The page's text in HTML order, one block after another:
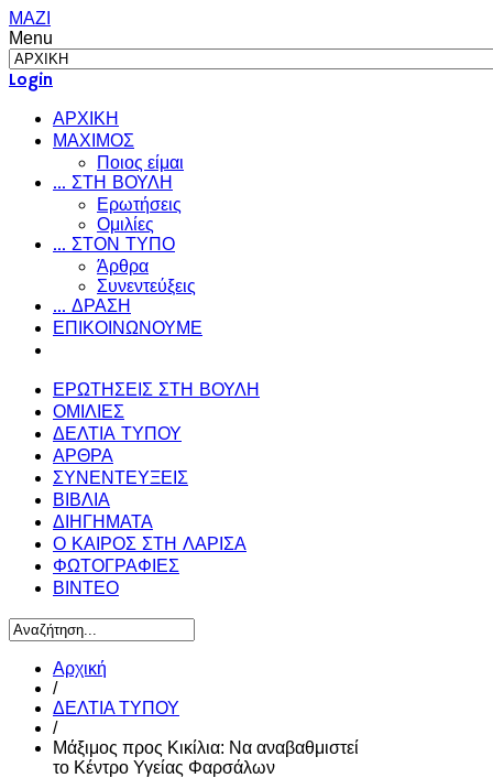
ΜΑΖΙ
Menu
Login
ΑΡΧΙΚΗ
ΜΑΧΙΜΟΣ
Ποιος είμαι
... ΣΤΗ ΒΟΥΛΗ
Ερωτήσεις
Ομιλίες
... ΣΤΟΝ ΤΥΠΟ
Άρθρα
Συνεντεύξεις
... ΔΡΑΣΗ
ΕΠΙΚΟΙΝΩΝΟΥΜΕ
ΕΡΩΤΗΣΕΙΣ ΣΤΗ ΒΟΥΛΗ
ΟΜΙΛΙΕΣ
ΔΕΛΤΙΑ ΤΥΠΟΥ
ΑΡΘΡΑ
ΣΥΝΕΝΤΕΥΞΕΙΣ
ΒΙΒΛΙΑ
ΔΙΗΓΗΜΑΤΑ
Ο ΚΑΙΡΟΣ ΣΤΗ ΛΑΡΙΣΑ
ΦΩΤΟΓΡΑΦΙΕΣ
ΒΙΝΤΕΟ
Αρχική
/
ΔΕΛΤΙΑ ΤΥΠΟΥ
/
Μάξιμος προς Κικίλια: Να αναβαθμιστεί
το Κέντρο Υγείας Φαρσάλων